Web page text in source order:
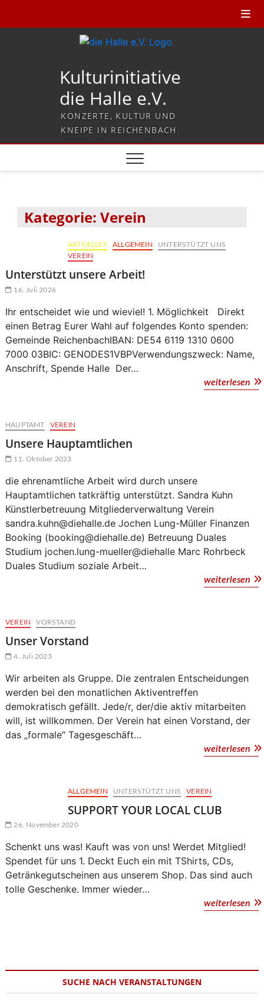
Kulturinitiative
die Halle e.V.
KONZERTE, KULTUR UND
KNEIPE IN REICHENBACH
Kategorie: Verein
AKTUELLES ALLGEMEIN
UNTERSTÜTZT UNS
VEREIN
Unterstützt unsere Arbeit!
16. Juli 2026
Ihr entscheidet wie und wieviel! 1. Möglichkeit Direkt
einen Betrag Eurer Wahl auf folgendes Konto spenden:
Gemeinde ReichenbachIBAN: DE54 6119 1310 0600
7000 03BIC: GENODES1VBPVerwendungszweck: Name,
Anschrift, Spende Halle Der…
weiterlesen
HAUPTAMT VEREIN
Unsere Hauptamtlichen
11. Oktober 2023
die ehrenamtliche Arbeit wird durch unsere
Hauptamtlichen tatkräftig unterstützt. Sandra Kuhn
Künstlerbetreuung Mitgliederverwaltung Verein
sandra.kuhn@diehalle.de Jochen Lung-Müller Finanzen
Booking (booking@diehalle.de) Betreuung Duales
Studium jochen.lung-mueller@diehalle Marc Rohrbeck
Duales Studium soziale Arbeit…
weiterlesen
VEREIN VORSTAND
Unser Vorstand
4. Juli 2023
Wir arbeiten als Gruppe. Die zentralen Entscheidungen
werden bei den monatlichen Aktiventreffen
demokratisch gefällt. Jede/r, der/die aktiv mitarbeiten
will, ist willkommen. Der Verein hat einen Vorstand, der
das „formale“ Tagesgeschäft…
weiterlesen
ALLGEMEIN UNTERSTÜTZT UNS VEREIN
SUPPORT YOUR LOCAL CLUB
26. November 2020
Schenkt uns was! Kauft was von uns! Werdet Mitglied!
Spendet für uns 1. Deckt Euch ein mit TShirts, CDs,
Getränkegutscheinen aus unserem Shop. Das sind auch
tolle Geschenke. Immer wieder…
weiterlesen
SUCHE NACH VERANSTALTUNGEN